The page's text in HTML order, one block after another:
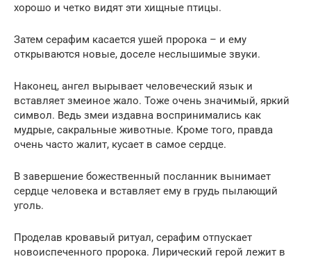
хорошо и четко видят эти хищные птицы.
Затем серафим касается ушей пророка – и ему
открываются новые, доселе неслышимые звуки.
Наконец, ангел вырывает человеческий язык и
вставляет змеиное жало. Тоже очень значимый, яркий
символ. Ведь змеи издавна воспринимались как
мудрые, сакральные животные. Кроме того, правда
очень часто жалит, кусает в самое сердце.
В завершение божественный посланник вынимает
сердце человека и вставляет ему в грудь пылающий
уголь.
Проделав кровавый ритуал, серафим отпускает
новоиспеченного пророка. Лирический герой лежит в